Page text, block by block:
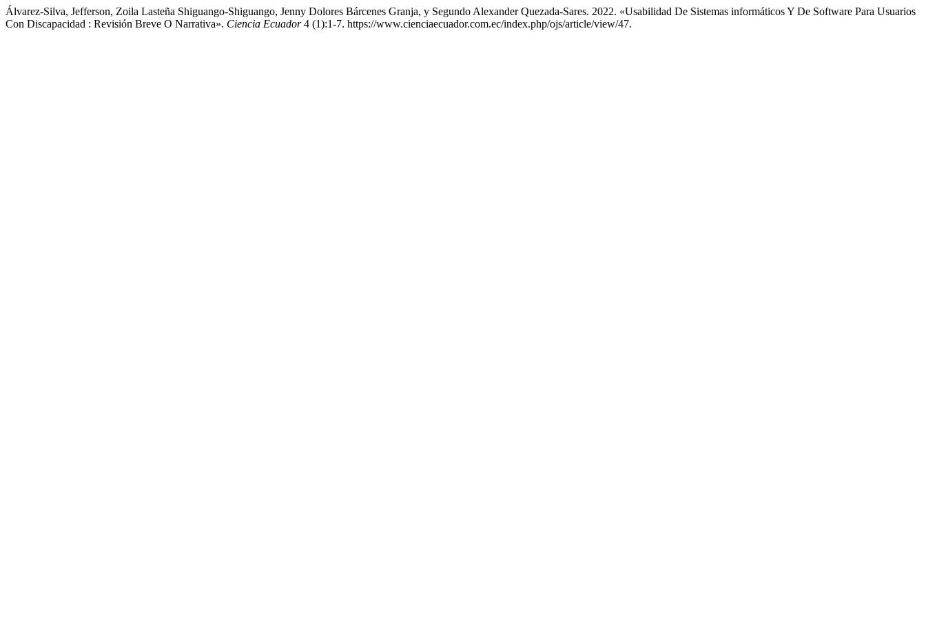
Álvarez-Silva, Jefferson, Zoila Lasteña Shiguango-Shiguango, Jenny Dolores Bárcenes Granja, y Segundo Alexander Quezada-Sares. 2022. «Usabilidad De Sistemas informáticos Y De Software Para Usuarios
Con Discapacidad : Revisión Breve O Narrativa». Ciencia Ecuador4 (1):1-7. https://www.cienciaecuador.com.ec/index.php/ojs/article/view/47.